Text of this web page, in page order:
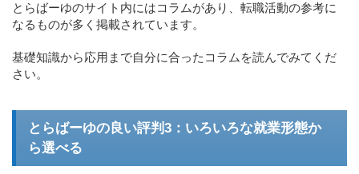
とらばーゆのサイト内にはコラムがあり、転職活動の参考に
なるものが多く掲載されています。
基礎知識から応用まで自分に合ったコラムを読んでみてくだ
さい。
とらばーゆの良い評判3：いろいろな就業形態か
ら選べる